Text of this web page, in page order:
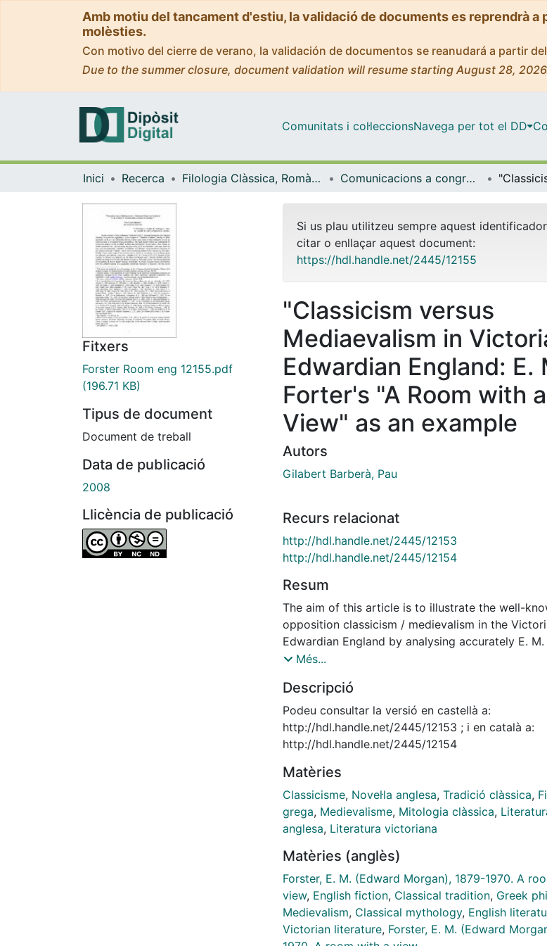
Amb motiu del tancament d'estiu, la validació de documents es reprendrà
molèsties.
Con motivo del cierre de verano, la validación de documentos se reanudará a partir
Due to the summer closure, document validation will resume starting August 28,
Comunitats i col·leccionsNavega per tot el DD
Inici Recerca Filologia Clàssica, Romànica i Semítica Comunicacions a congressos (Filologia Clàssica, Romànica i Semítica)
Fitxers
Forster Room eng 12155.pdf
(196.71 KB)
Tipus de document
Document de treball
Data de publicació
2008
Llicència de publicació
Si us plau utilitzeu sempre aquest
citar o enllaçar aquest document:
https://hdl.handle.net/2445/12155
"Classicism versus
Mediaevalism in
Edwardian England: E.
Forter's "A Room with a
View" as an example
Autors
Gilabert Barberà, Pau
Recurs relacionat
http://hdl.handle.net/2445/12153
http://hdl.handle.net/2445/12154
Resum
The aim of this article is to illustrate the well-
opposition classicism / medievalism in the
Edwardian England by analysing accurately E.
A Room with a View from the point of view of the
meaning and significance of all its classical -
Roman- references.
Més...
Descripció
Podeu consultar la versió en castellà a:
http://hdl.handle.net/2445/12153 ; i en català a:
http://hdl.handle.net/2445/12154
Matèries
Classicisme, Novel·la anglesa, Tradició clàssica,
grega, Medievalisme, Mitologia clàssica,
anglesa, Literatura victoriana
Matèries (anglès)
Forster, E. M. (Edward Morgan), 1879-1970. A
view, English fiction, Classical tradition, Greek
Medievalism, Classical mythology, English
Victorian literature, Forster, E. M. (Edward